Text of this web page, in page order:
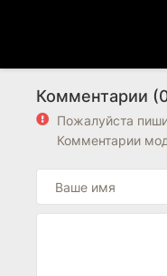
Комментарии
Пожалуйста
Комментарии